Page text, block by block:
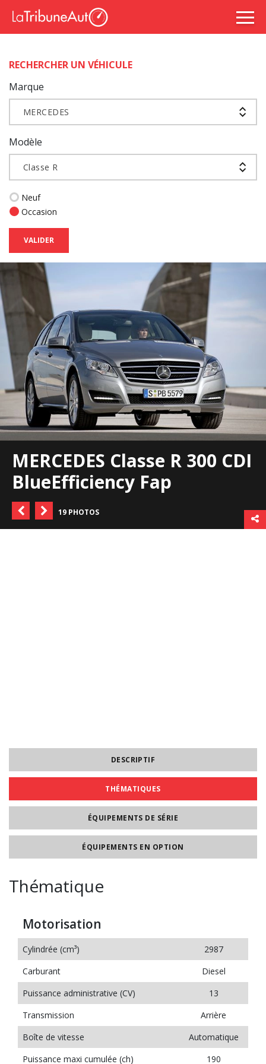
RECHERCHER UN VÉHICULE
Marque
MERCEDES
Modèle
Classe R
Neuf
Occasion
VALIDER
MERCEDES Classe R 300 CDI
BlueEfficiency Fap
19 PHOTOS
DESCRIPTIF
THÉMATIQUES
ÉQUIPEMENTS DE SÉRIE
ÉQUIPEMENTS EN OPTION
Thématique
Motorisation
Cylindrée (cm³)
2987
Carburant
Diesel
Puissance administrative (CV)
13
Transmission
Arrière
Boîte de vitesse
Automatique
Puissance maxi cumulée (ch)
190